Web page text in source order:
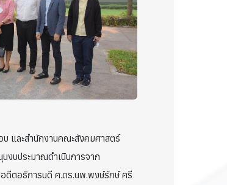
และสำนักงานคณะสังคมศาสตร์
งบประมาณดำเนินการจาก
อดีตอธิการบดี ศ.ดร.นพ.พงษ์รักษ์ ศรี